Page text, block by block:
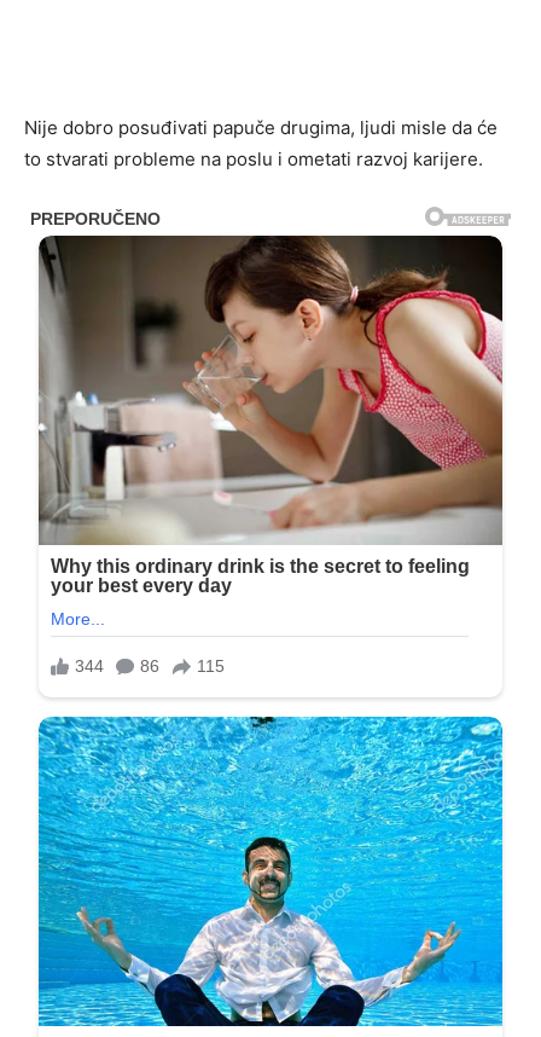
Nije dobro posuđivati ​​papuče drugima, ljudi misle da će
to stvarati probleme na poslu i ometati razvoj karijere.